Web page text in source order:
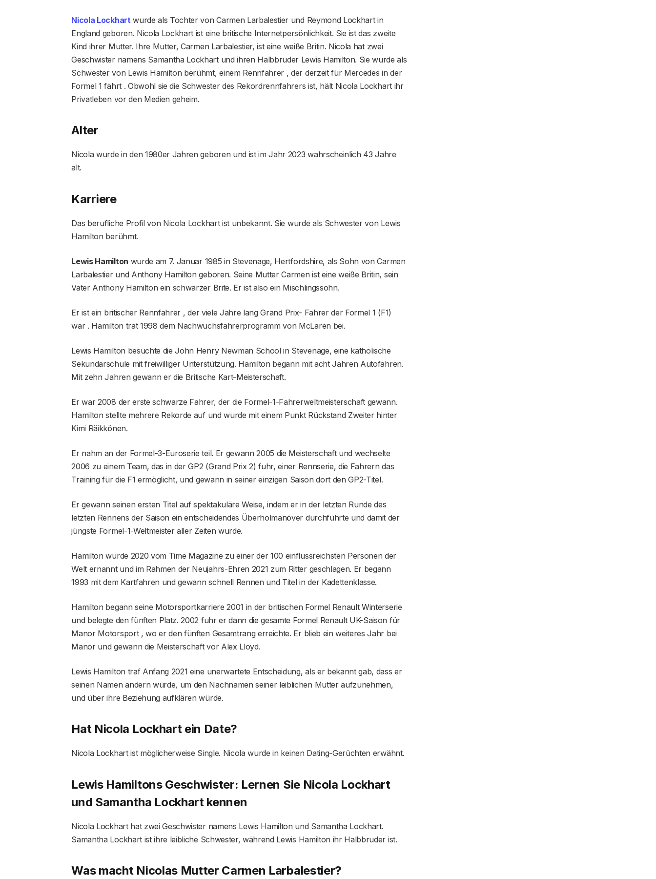
Nicola Lockhart wurde als Tochter von Carmen Larbalestier und Reymond Lockhart in
England geboren. Nicola Lockhart ist eine britische Internetpersönlichkeit. Sie ist das zweite
Kind ihrer Mutter. Ihre Mutter, Carmen Larbalestier, ist eine weiße Britin. Nicola hat zwei
Geschwister namens Samantha Lockhart und ihren Halbbruder Lewis Hamilton. Sie wurde als
Schwester von Lewis Hamilton berühmt, einem Rennfahrer , der derzeit für Mercedes in der
Formel 1 fährt . Obwohl sie die Schwester des Rekordrennfahrers ist, hält Nicola Lockhart ihr
Privatleben vor den Medien geheim.
Alter
Nicola wurde in den 1980er Jahren geboren und ist im Jahr 2023 wahrscheinlich 43 Jahre
alt.
Karriere
Das berufliche Profil von Nicola Lockhart ist unbekannt. Sie wurde als Schwester von Lewis
Hamilton berühmt.
Lewis Hamilton wurde am 7. Januar 1985 in Stevenage, Hertfordshire, als Sohn von Carmen
Larbalestier und Anthony Hamilton geboren. Seine Mutter Carmen ist eine weiße Britin, sein
Vater Anthony Hamilton ein schwarzer Brite. Er ist also ein Mischlingssohn.
Er ist ein britischer Rennfahrer , der viele Jahre lang Grand Prix- Fahrer der Formel 1 (F1)
war . Hamilton trat 1998 dem Nachwuchsfahrerprogramm von McLaren bei.
Lewis Hamilton besuchte die John Henry Newman School in Stevenage, eine katholische
Sekundarschule mit freiwilliger Unterstützung. Hamilton begann mit acht Jahren Autofahren.
Mit zehn Jahren gewann er die Britische Kart-Meisterschaft.
Er war 2008 der erste schwarze Fahrer, der die Formel-1-Fahrerweltmeisterschaft gewann.
Hamilton stellte mehrere Rekorde auf und wurde mit einem Punkt Rückstand Zweiter hinter
Kimi Räikkönen.
Er nahm an der Formel-3-Euroserie teil. Er gewann 2005 die Meisterschaft und wechselte
2006 zu einem Team, das in der GP2 (Grand Prix 2) fuhr, einer Rennserie, die Fahrern das
Training für die F1 ermöglicht, und gewann in seiner einzigen Saison dort den GP2-Titel.
Er gewann seinen ersten Titel auf spektakuläre Weise, indem er in der letzten Runde des
letzten Rennens der Saison ein entscheidendes Überholmanöver durchführte und damit der
jüngste Formel-1-Weltmeister aller Zeiten wurde.
Hamilton wurde 2020 vom Time Magazine zu einer der 100 einflussreichsten Personen der
Welt ernannt und im Rahmen der Neujahrs-Ehren 2021 zum Ritter geschlagen. Er begann
1993 mit dem Kartfahren und gewann schnell Rennen und Titel in der Kadettenklasse.
Hamilton begann seine Motorsportkarriere 2001 in der britischen Formel Renault Winterserie
und belegte den fünften Platz. 2002 fuhr er dann die gesamte Formel Renault UK-Saison für
Manor Motorsport , wo er den fünften Gesamtrang erreichte. Er blieb ein weiteres Jahr bei
Manor und gewann die Meisterschaft vor Alex Lloyd.
Lewis Hamilton traf Anfang 2021 eine unerwartete Entscheidung, als er bekannt gab, dass er
seinen Namen ändern würde, um den Nachnamen seiner leiblichen Mutter aufzunehmen,
und über ihre Beziehung aufklären würde.
Hat Nicola Lockhart ein Date?
Nicola Lockhart ist möglicherweise Single. Nicola wurde in keinen Dating-Gerüchten erwähnt.
Lewis Hamiltons Geschwister: Lernen Sie Nicola Lockhart
und Samantha Lockhart kennen
Nicola Lockhart hat zwei Geschwister namens Lewis Hamilton und Samantha Lockhart.
Samantha Lockhart ist ihre leibliche Schwester, während Lewis Hamilton ihr Halbbruder ist.
Was macht Nicolas Mutter Carmen Larbalestier?